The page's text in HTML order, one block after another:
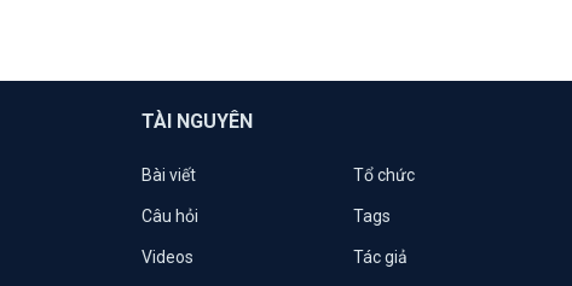
TÀI NGUYÊN
Bài viết Tổ chức
Câu hỏi Tags
Videos Tác giả